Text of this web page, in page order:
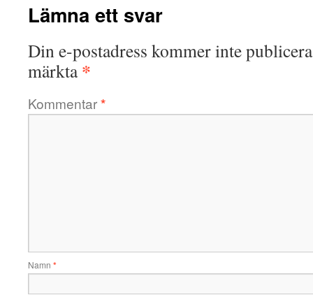
Lämna ett svar
Din e-postadress kommer inte
märkta*
Kommentar*
Namn *